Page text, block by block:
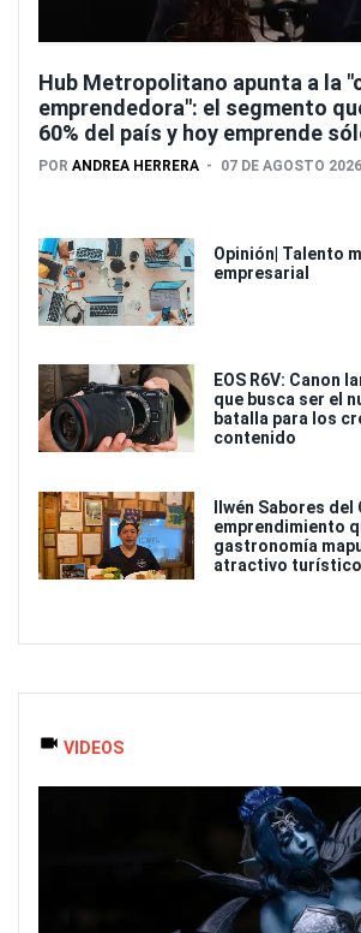
Hub Metropolitano apunta a la
emprendedora": el segmento
60% del país y hoy emprende
POR ANDREA HERRERA 07 DE AGOSTO
Opinión| Talento
empresarial
EOS R6V: Canon
que busca ser el
batalla para los
contenido
Ilwén Sabores del
emprendimiento
gastronomía
atractivo
VIDEOS